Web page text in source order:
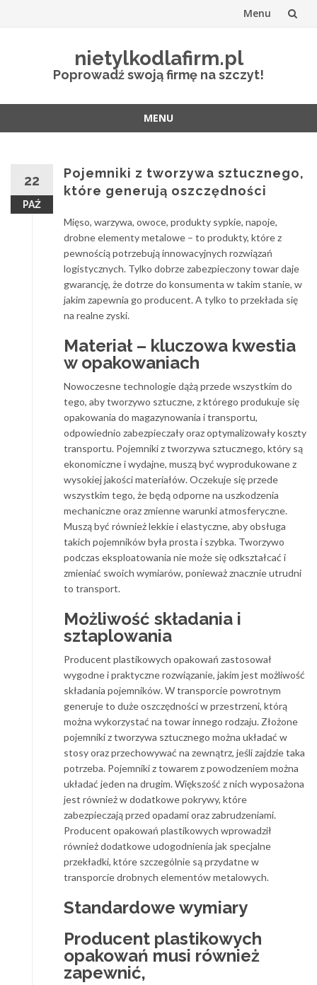
Menu
nietylkodlafirm.pl
Poprowadź swoją firmę na szczyt!
MENU
22
PAŹ
Pojemniki z tworzywa sztucznego,
które generują oszczędności
Mięso, warzywa, owoce, produkty sypkie, napoje,
drobne elementy metalowe – to produkty, które z
pewnością potrzebują innowacyjnych rozwiązań
logistycznych. Tylko dobrze zabezpieczony towar daje
gwarancję, że dotrze do konsumenta w takim stanie, w
jakim zapewnia go producent. A tylko to przekłada się
na realne zyski.
Materiał – kluczowa kwestia
w opakowaniach
Nowoczesne technologie dążą przede wszystkim do
tego, aby tworzywo sztuczne, z którego produkuje się
opakowania do magazynowania i transportu,
odpowiednio zabezpieczały oraz optymalizowały koszty
transportu. Pojemniki z tworzywa sztucznego, który są
ekonomiczne i wydajne, muszą być wyprodukowane z
wysokiej jakości materiałów. Oczekuje się przede
wszystkim tego, że będą odporne na uszkodzenia
mechaniczne oraz zmienne warunki atmosferyczne.
Muszą być również lekkie i elastyczne, aby obsługa
takich pojemników była prosta i szybka. Tworzywo
podczas eksploatowania nie może się odkształcać i
zmieniać swoich wymiarów, ponieważ znacznie utrudni
to transport.
Możliwość składania i
sztaplowania
Producent plastikowych opakowań zastosował
wygodne i praktyczne rozwiązanie, jakim jest możliwość
składania pojemników. W transporcie powrotnym
generuje to duże oszczędności w przestrzeni, którą
można wykorzystać na towar innego rodzaju. Złożone
pojemniki z tworzywa sztucznego można układać w
stosy oraz przechowywać na zewnątrz, jeśli zajdzie taka
potrzeba. Pojemniki z towarem z powodzeniem można
układać jeden na drugim. Większość z nich wyposażona
jest również w dodatkowe pokrywy, które
zabezpieczają przed opadami oraz zabrudzeniami.
Producent opakowań plastikowych wprowadził
również dodatkowe udogodnienia jak specjalne
przekładki, które szczególnie są przydatne w
transporcie drobnych elementów metalowych.
Standardowe wymiary
Producent plastikowych
opakowań musi również
zapewnić,